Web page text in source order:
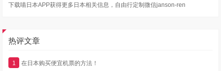
下载喵日本APP获得更多日本相关信息，自由行定制微信janson-ren
热评文章
1 在日本购买便宜机票的方法！